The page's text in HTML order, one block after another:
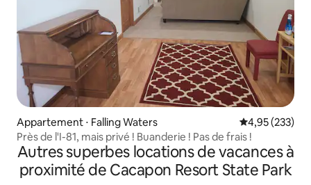
Appartement ⋅ Falling Waters Évaluation
4,95 (233)
Près de l'I-81, mais privé ! Buanderie ! Pas de frais !
Autres superbes locations de vacances à
proximité de Cacapon Resort State Park